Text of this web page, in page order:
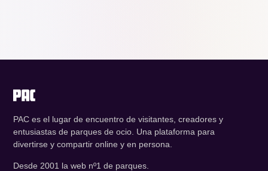
PAC es el lugar de encuentro de visitantes, creadores y
entusiastas de parques de ocio. Una plataforma para
divertirse y compartir online y en persona.
Desde 2001 la web nº1 de parques.